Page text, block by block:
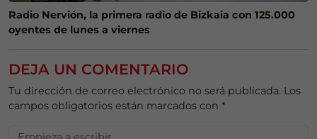
Radio Nervión, la primera radio de Bizkaia con 125.000
oyentes de lunes a viernes
DEJA UN COMENTARIO
Tu dirección de correo electrónico no será publicada. Los
campos obligatorios están marcados con *